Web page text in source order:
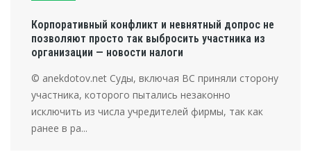
Корпоративный конфликт и невнятный допрос не
позволяют просто так выбросить участника из
организации — новости налоги
© anekdotov.net Суды, включая ВС приняли сторону
участника, которого пытались незаконно
исключить из числа учредителей фирмы, так как
ранее в ра...